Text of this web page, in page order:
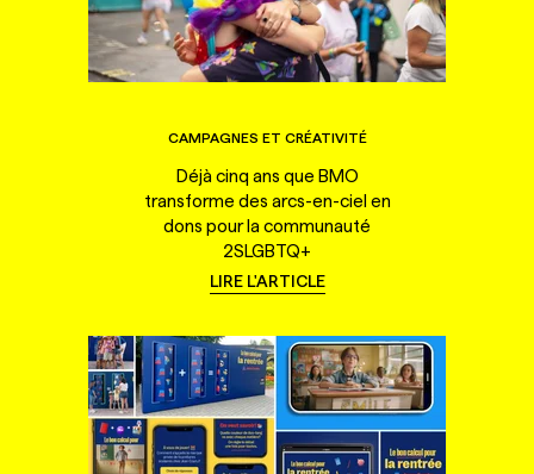
CAMPAGNES ET CRÉATIVITÉ
Déjà cinq ans que BMO
transforme des arcs-en-ciel en
dons pour la communauté
2SLGBTQ+
LIRE L'ARTICLE